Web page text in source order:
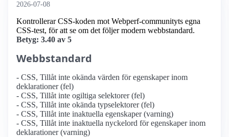
2026-07-08
Kontrollerar CSS-koden mot Webperf-communityts egna
CSS-test, för att se om det följer modern webbstandard.
Betyg: 3.40 av 5
Webbstandard
- CSS, Tillåt inte okända värden för egenskaper inom
deklarationer (fel)
- CSS, Tillåt inte ogiltiga selektorer (fel)
- CSS, Tillåt inte okända typselektorer (fel)
- CSS, Tillåt inte inaktuella egenskaper (varning)
- CSS, Tillåt inte inaktuella nyckelord för egenskaper inom
deklarationer (varning)